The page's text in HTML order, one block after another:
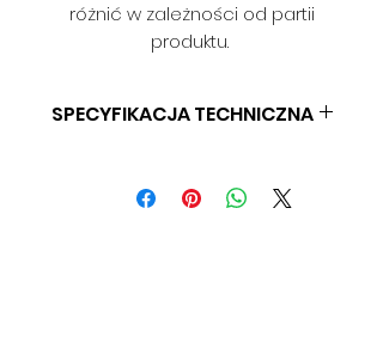
różnić w zależności od partii
produktu.
SPECYFIKACJA TECHNICZNA
GRAMATURA: 300 G/M2
SZEROKOŚĆ: 142 CM (+/- 3CM)